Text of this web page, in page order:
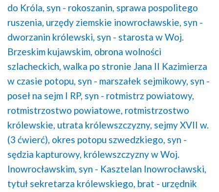
do Króla, syn - rokoszanin, sprawa pospolitego
ruszenia, urzędy ziemskie inowrocławskie, syn -
dworzanin królewski, syn - starosta w Woj.
Brzeskim kujawskim, obrona wolności
szlacheckich, walka po stronie Jana II Kazimierza
w czasie potopu, syn - marszałek sejmikowy, syn -
poseł na sejm I RP, syn - rotmistrz powiatowy,
rotmistrzostwo powiatowe, rotmistrzostwo
królewskie, utrata królewszczyzny, sejmy XVII w.
(3 ćwierć), okres potopu szwedzkiego, syn -
sędzia kapturowy, królewszczyzny w Woj.
Inowrocławskim, syn - Kasztelan Inowrocławski,
tytuł sekretarza królewskiego, brat - urzędnik